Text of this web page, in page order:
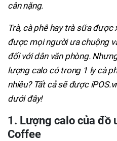
cân nặng.
Trà, cà phê hay trà sữa
được mọi người ưa chuộng
đối với dân văn phòng.
lượng calo có trong 1 ly cà
nhiêu? Tất cả sẽ được
dưới đây!
1. Lượng calo của đồ
Coffee